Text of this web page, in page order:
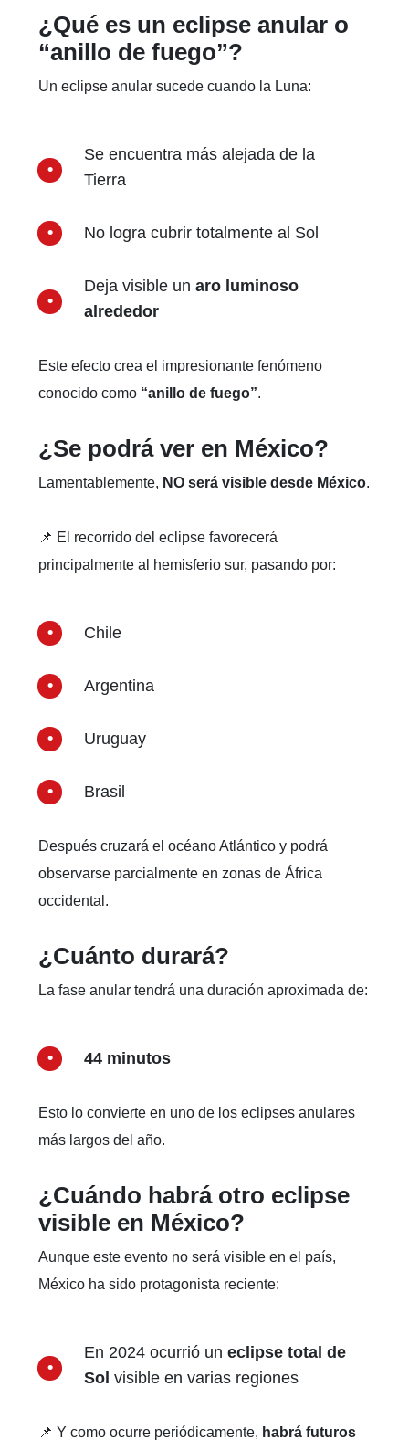
¿Qué es un eclipse anular o
“anillo de fuego”?
Un eclipse anular sucede cuando la Luna:
Se encuentra más alejada de la
Tierra
No logra cubrir totalmente al Sol
Deja visible un aro luminoso
alrededor
Este efecto crea el impresionante fenómeno
conocido como “anillo de fuego”.
¿Se podrá ver en México?
Lamentablemente, NO será visible desde México.
📌 El recorrido del eclipse favorecerá
principalmente al hemisferio sur, pasando por:
Chile
Argentina
Uruguay
Brasil
Después cruzará el océano Atlántico y podrá
observarse parcialmente en zonas de África
occidental.
¿Cuánto durará?
La fase anular tendrá una duración aproximada de:
44 minutos
Esto lo convierte en uno de los eclipses anulares
más largos del año.
¿Cuándo habrá otro eclipse
visible en México?
Aunque este evento no será visible en el país,
México ha sido protagonista reciente:
En 2024 ocurrió un eclipse total de
Sol visible en varias regiones
📌 Y como ocurre periódicamente, habrá futuros